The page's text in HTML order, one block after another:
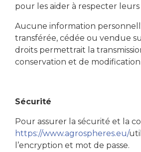
pour les aider à respecter
Aucune information
transférée, cédée ou vendue
droits permettrait la
conservation et de modification
Sécurité
Pour assurer la sécurité et la
https://www.agrospheres.eu/
l’encryption et mot de passe.